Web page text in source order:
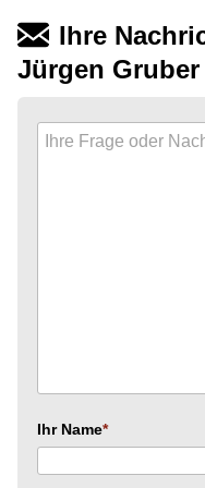
Ihre
Jürgen Gruber
Ihr Name